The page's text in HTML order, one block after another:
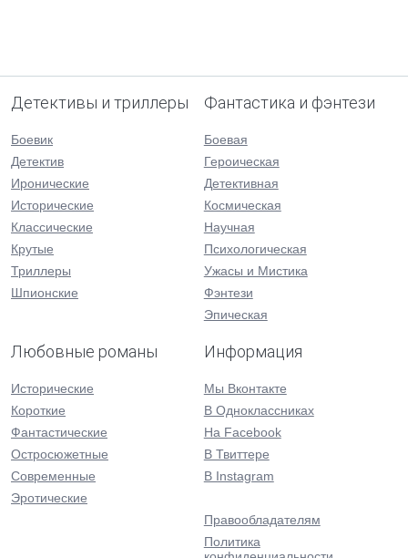
Детективы и триллеры
Боевик
Детектив
Иронические
Исторические
Классические
Крутые
Триллеры
Шпионские
Фантастика и фэнтези
Боевая
Героическая
Детективная
Космическая
Научная
Психологическая
Ужасы и Мистика
Фэнтези
Эпическая
Любовные романы
Исторические
Короткие
Фантастические
Остросюжетные
Современные
Эротические
Информация
Мы Вконтакте
В Одноклассниках
На Facebook
В Твиттере
В Instagram
Правообладателям
Политика